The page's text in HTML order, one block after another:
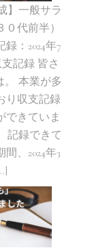
】一般サラ
０代前半）
：2024年7
記録 皆さ
。 本業が多
り収支記録
できていま
記録できて
、2024年3